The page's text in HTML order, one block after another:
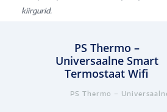
kiirgurid.
PS Thermo –
Universaalne Smart
Termostaat Wifi
PS Thermo –